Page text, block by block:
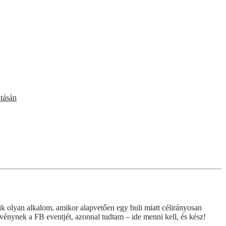
olyan alkalom, amikor alapvetően egy buli miatt célirányosan
a FB eventjét, azonnal tudtam – ide menni kell, és kész!